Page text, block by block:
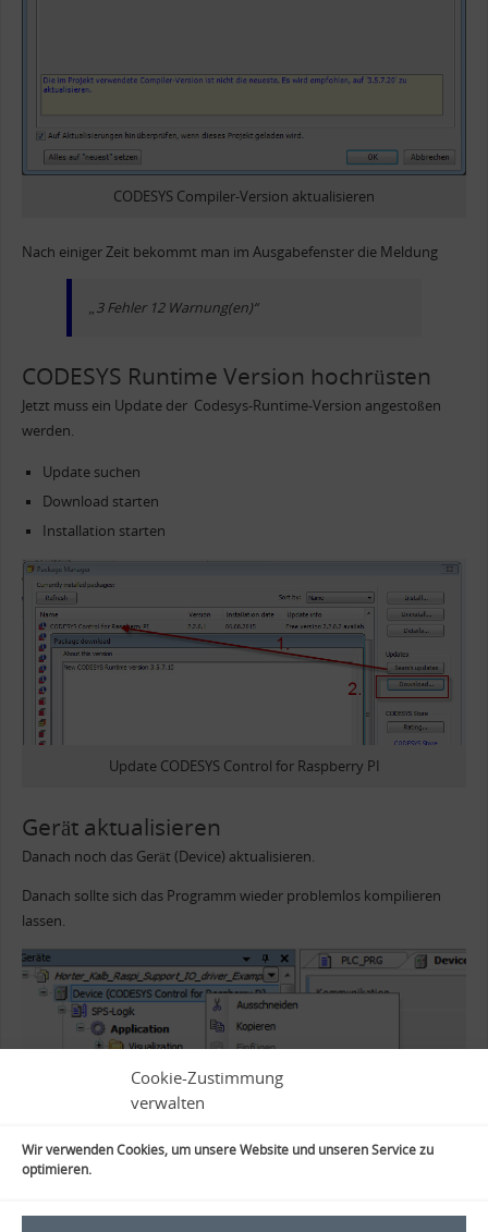
Cookie-Zustimmung
verwalten
Wir verwenden Cookies, um unsere Website und unseren Service zu
optimieren.
CODESYS Compiler-Version aktualisieren
Nach einiger Zeit bekommt man im Ausgabefenster die Meldung
„3 Fehler 12 Warnung(en)“
CODESYS Runtime Version hochrüsten
Jetzt muss ein Update der Codesys-Runtime-Version angestoßen
werden.
Update suchen
Download starten
Installation starten
Update CODESYS Control for Raspberry PI
Gerät aktualisieren
Danach noch das Gerät (Device) aktualisieren.
Danach sollte sich das Programm wieder problemlos kompilieren
lassen.